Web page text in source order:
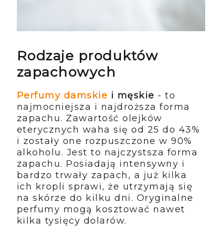
Rodzaje produktów
zapachowych
Perfumy damskie i męskie - to
najmocniejsza i najdroższa forma
zapachu. Zawartość olejków
eterycznych waha się od 25 do 43%
i zostały one rozpuszczone w 90%
alkoholu. Jest to najczystsza forma
zapachu. Posiadają intensywny i
bardzo trwały zapach, a już kilka
ich kropli sprawi, że utrzymają się
na skórze do kilku dni. Oryginalne
perfumy mogą kosztować nawet
kilka tysięcy dolarów.